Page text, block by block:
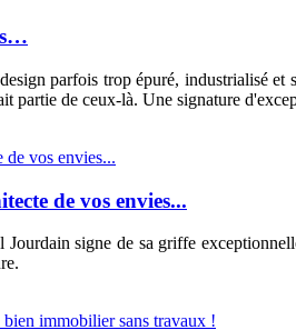
parfois trop épuré, industrialisé
partie de ceux-là. Une signature
de vos envies...
Jourdain signe de sa griffe